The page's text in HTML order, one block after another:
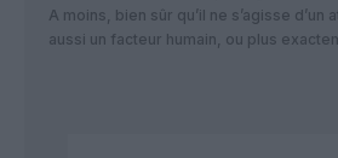
A moins, bien sûr qu’il ne s’agisse d’un
aussi un facteur humain, ou plus